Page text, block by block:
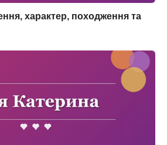
характер, походження та